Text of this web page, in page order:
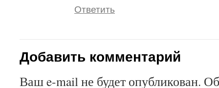
Ответить
Добавить комментарий
Ваш e-mail не будет опубликован.